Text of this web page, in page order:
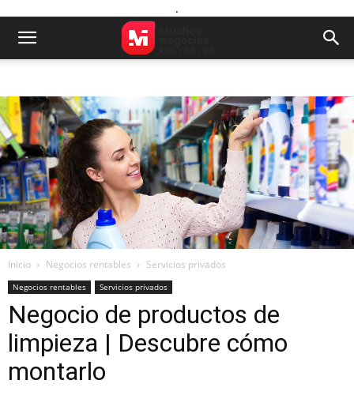
.
Inicio Negocios rentables Servicios privados
Negocios rentables Servicios privados
Negocio de productos de
limpieza | Descubre cómo
montarlo